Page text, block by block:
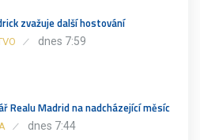
zvažuje další hostování
dnes 7:59
Realu Madrid na nadcházející měsíc
dnes 7:44